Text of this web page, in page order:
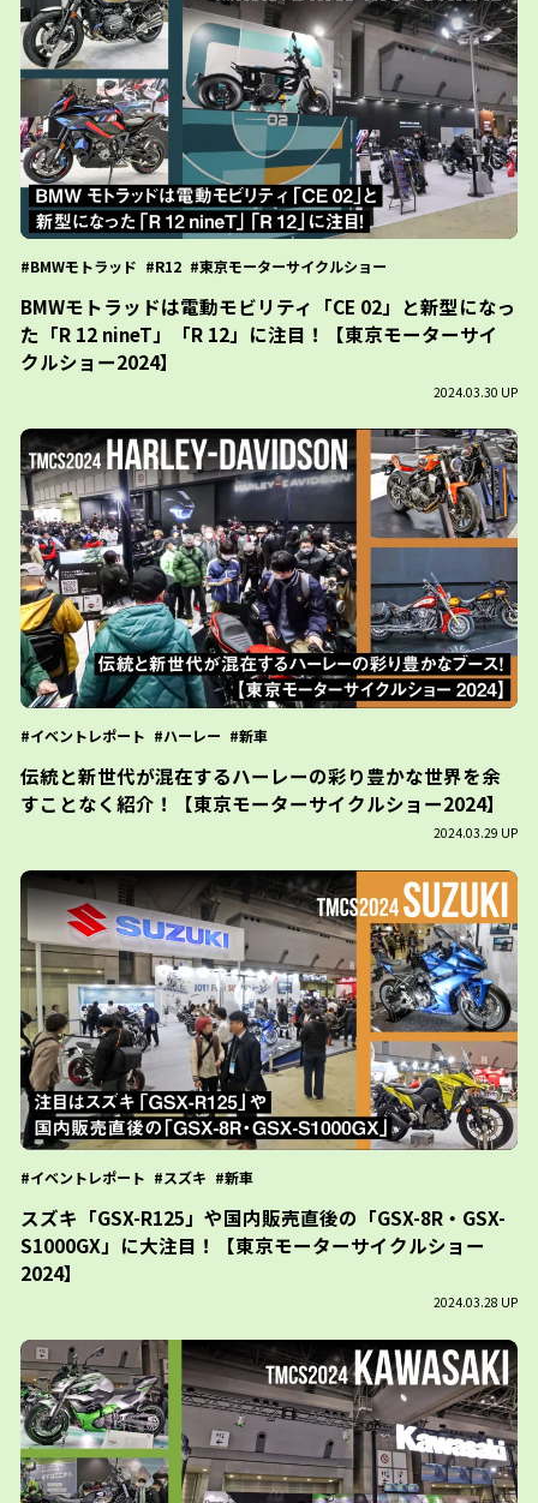
BMWモトラッド R12 東京モーターサイクルショー
BMWモトラッドは電動モビリティ「CE 02」と新型になっ
た「R 12 nineT」「R 12」に注目！【東京モーターサイ
クルショー2024】
2024.03.30 UP
イベントレポート ハーレー 新車
伝統と新世代が混在するハーレーの彩り豊かな世界を余
すことなく紹介！【東京モーターサイクルショー2024】
2024.03.29 UP
イベントレポート スズキ 新車
スズキ「GSX-R125」や国内販売直後の「GSX-8R・GSX-
S1000GX」に大注目！【東京モーターサイクルショー
2024】
2024.03.28 UP